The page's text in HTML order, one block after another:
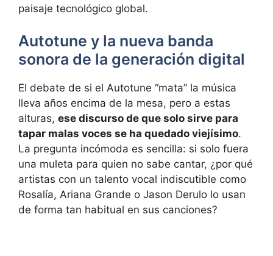
paisaje tecnológico global.
Autotune y la nueva banda
sonora de la generación digital
El debate de si el Autotune “mata” la música
lleva años encima de la mesa, pero a estas
alturas, ese discurso de que solo sirve para
tapar malas voces se ha quedado viejísimo.
La pregunta incómoda es sencilla: si solo fuera
una muleta para quien no sabe cantar, ¿por qué
artistas con un talento vocal indiscutible como
Rosalía, Ariana Grande o Jason Derulo lo usan
de forma tan habitual en sus canciones?